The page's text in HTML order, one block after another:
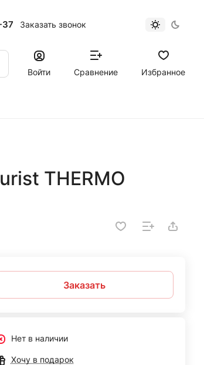
Заказать звонок
Войти
Сравнение Избранное
THERMO
Заказать
Нет в наличии
Хочу в подарок